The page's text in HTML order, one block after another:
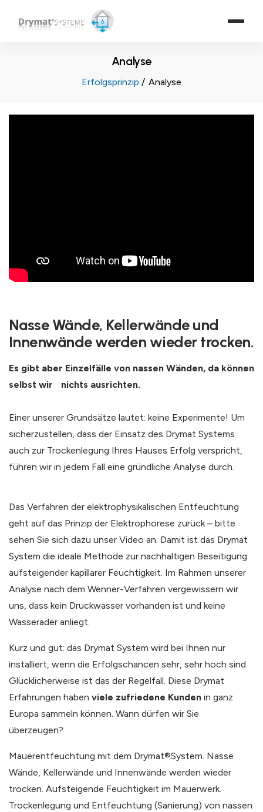
Analyse
Erfolgsprinzip Analyse
Nasse Wände, Kellerwände und
Innenwände werden wieder trocken.
Es gibt aber Einzelfälle von nassen Wänden, da können
selbst wir nichts ausrichten.
Einer unserer Grundsätze lautet: keine Experimente! Um
sicherzustellen, dass der Einsatz des Drymat Systems
auch zur Trockenlegung Ihres Hauses Erfolg verspricht,
führen wir in jedem Fall eine gründliche Analyse durch.
Das Verfahren der elektrophysikalischen Entfeuchtung
geht auf das Prinzip der Elektrophorese zurück – bitte
sehen Sie sich dazu unser Video an. Damit ist das Drymat
System die ideale Methode zur nachhaltigen Beseitigung
aufsteigender kapillarer Feuchtigkeit. Im Rahmen unserer
Analyse nach dem Wenner-Verfahren vergewissern wir
uns, dass kein Druckwasser vorhanden ist und keine
Wasserader anliegt.
Kurz und gut: das Drymat System wird bei Ihnen nur
installiert, wenn die Erfolgschancen sehr, sehr hoch sind.
Glücklicherweise ist das der Regelfall. Diese Drymat
Erfahrungen haben viele zufriedene Kunden in ganz
Europa sammeln können. Wann dürfen wir Sie
überzeugen?
Mauerentfeuchtung mit dem Drymat®System. Nasse
Wände, Kellerwände und Innenwände werden wieder
trocken. Aufsteigende Feuchtigkeit im Mauerwerk.
Trockenlegung und Entfeuchtung (Sanierung) von nassen